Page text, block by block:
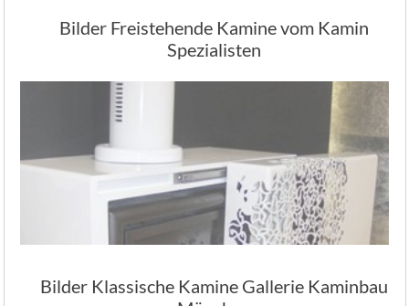
Bilder Freistehende Kamine vom Kamin
Spezialisten
Bilder Klassische Kamine Gallerie Kaminbau